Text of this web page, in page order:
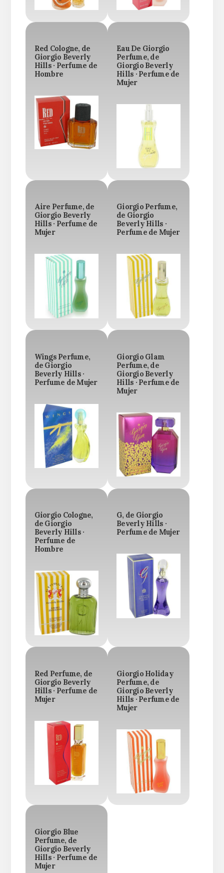
Red Cologne, de
Giorgio Beverly
Hills · Perfume de
Hombre
Eau De Giorgio
Perfume, de
Giorgio Beverly
Hills · Perfume de
Mujer
Aire Perfume, de
Giorgio Beverly
Hills · Perfume de
Mujer
Giorgio Perfume,
de Giorgio
Beverly Hills ·
Perfume de Mujer
Wings Perfume,
de Giorgio
Beverly Hills ·
Perfume de Mujer
Giorgio Glam
Perfume, de
Giorgio Beverly
Hills · Perfume de
Mujer
Giorgio Cologne,
de Giorgio
Beverly Hills ·
Perfume de
Hombre
G, de Giorgio
Beverly Hills ·
Perfume de Mujer
Red Perfume, de
Giorgio Beverly
Hills · Perfume de
Mujer
Giorgio Holiday
Perfume, de
Giorgio Beverly
Hills · Perfume de
Mujer
Giorgio Blue
Perfume, de
Giorgio Beverly
Hills · Perfume de
Mujer